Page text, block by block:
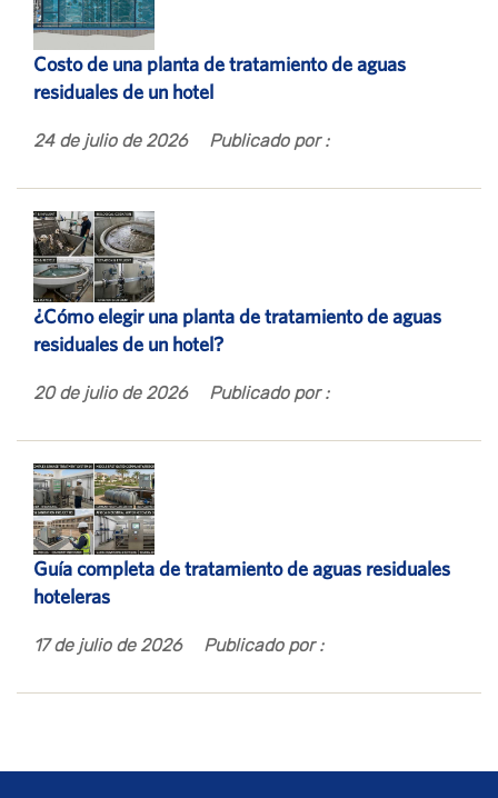
Costo de una planta de tratamiento de aguas
residuales de un hotel
24 de julio de 2026 Publicado por :
¿Cómo elegir una planta de tratamiento de aguas
residuales de un hotel?
20 de julio de 2026 Publicado por :
Guía completa de tratamiento de aguas residuales
hoteleras
17 de julio de 2026 Publicado por :